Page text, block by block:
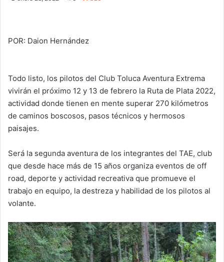
POR: Daion Hernández
Todo listo, los pilotos del Club Toluca Aventura Extrema
vivirán el próximo 12 y 13 de febrero la Ruta de Plata 2022,
actividad donde tienen en mente superar 270 kilómetros
de caminos boscosos, pasos técnicos y hermosos
paisajes.
Será la segunda aventura de los integrantes del TAE, club
que desde hace más de 15 años organiza eventos de off
road, deporte y actividad recreativa que promueve el
trabajo en equipo, la destreza y habilidad de los pilotos al
volante.